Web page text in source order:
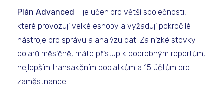
Plán Advanced – je učen pro větší společnosti,
které provozují velké eshopy a vyžadují pokročilé
nástroje pro správu a analýzu dat. Za nízké stovky
dolarů měsíčně, máte přístup k podrobným reportům,
nejlepším transakčním poplatkům a 15 účtům pro
zaměstnance.